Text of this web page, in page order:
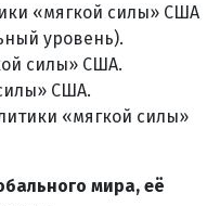
«мягкой силы» США
уровень).
силы» США.
США.
«мягкой силы»
мира, её